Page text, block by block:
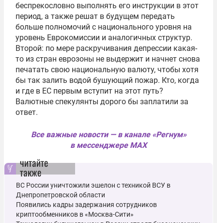
беспрекословно выполнять его инструкции в этот
период, а также решат в будущем передать
больше полномочий с национального уровня на
уровень Еврокомиссии и аналогичных структур.
Второй: по мере раскручивания депрессии какая-
то из стран еврозоны не выдержит и начнет снова
печатать свою национальную валюту, чтобы хотя
бы так залить водой бушующий пожар. Кто, когда
и где в ЕС первым вступит на этот путь?
Валютные спекулянты дорого бы заплатили за
ответ.
Все важные новости — в канале «Регнум»
в мессенджере MAX
читайте
также
ВС России уничтожили эшелон с техникой ВСУ в
Днепропетровской области
Появились кадры задержания сотрудников
криптообменников в «Москва-Сити»